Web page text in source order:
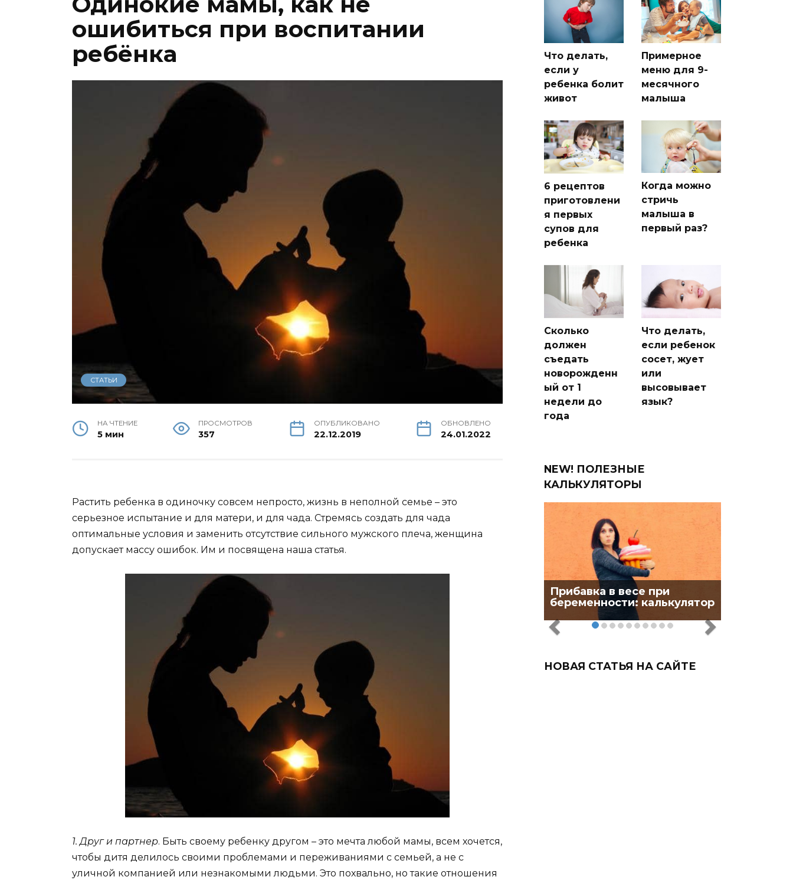
ошибиться при воспитании
ребёнка
СТАТЬИ
НА ЧТЕНИЕ
5 мин
ПРОСМОТРОВ
357
ОПУБЛИКОВАНО
22.12.2019
ОБНОВЛЕНО
24.01.2022
Растить ребенка в одиночку совсем непросто, жизнь в неполной семье – это
серьезное испытание и для матери, и для чада. Стремясь создать для чада
оптимальные условия и заменить отсутствие сильного мужского плеча, женщина
допускает массу ошибок. Им и посвящена наша статья.
1. Друг и партнер. Быть своему ребенку другом – это мечта любой мамы, всем хочется,
чтобы дитя делилось своими проблемами и переживаниями с семьей, а не с
уличной компанией или незнакомыми людьми. Это похвально, но такие отношения
Что делать,
если у
ребенка болит
живот
Примерное
меню для 9-
месячного
малыша
6 рецептов
приготовлени
я первых
супов для
ребенка
Когда можно
стричь
малыша в
первый раз?
Сколько
должен
съедать
новорожденн
ый от 1
недели до
года
Что делать,
если ребенок
сосет, жует
или
высовывает
язык?
NEW! ПОЛЕЗНЫЕ
КАЛЬКУЛЯТОРЫ
Прибавка в весе при
беременности: калькулятор
НОВАЯ СТАТЬЯ НА САЙТЕ